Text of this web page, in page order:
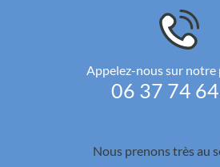
Appelez-nous sur notre
06 37 74
Nous prenons très au